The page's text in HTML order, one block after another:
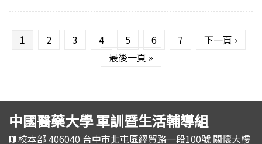
1 2 3 4 5 6 7
下一頁 ›
最後一頁 »
中國醫藥大學 軍訓暨生活輔導組
校本部 406040 台中市北屯區經貿路一段100號 關懷大樓